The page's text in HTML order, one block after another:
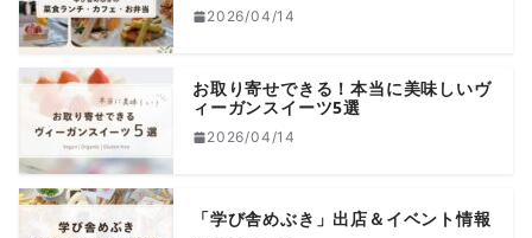
2026/04/14
お取り寄せできる！本当に美味しいヴ
ィーガンスイーツ5選
2026/04/14
「学び舎めぶき」出店＆イベント情報